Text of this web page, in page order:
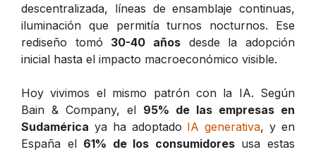
descentralizada, líneas de ensamblaje continuas,
iluminación que permitía turnos nocturnos. Ese
rediseño tomó 30-40 años desde la adopción
inicial hasta el impacto macroeconómico visible.
Hoy vivimos el mismo patrón con la IA. Según
Bain & Company, el 95% de las empresas en
Sudamérica ya ha adoptado IA generativa, y en
España el 61% de los consumidoresusa estas